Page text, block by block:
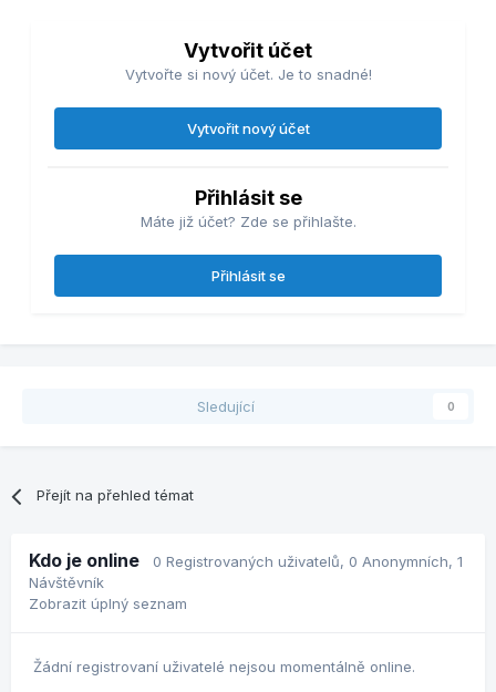
Vytvořit účet
Vytvořte si nový účet. Je to snadné!
Vytvořit nový účet
Přihlásit se
Máte již účet? Zde se přihlašte.
Přihlásit se
Sledující 0
Přejít na přehled témat
Kdo je online 0 Registrovaných uživatelů, 0 Anonymních, 1
Návštěvník
Zobrazit úplný seznam
Žádní registrovaní uživatelé nejsou momentálně online.